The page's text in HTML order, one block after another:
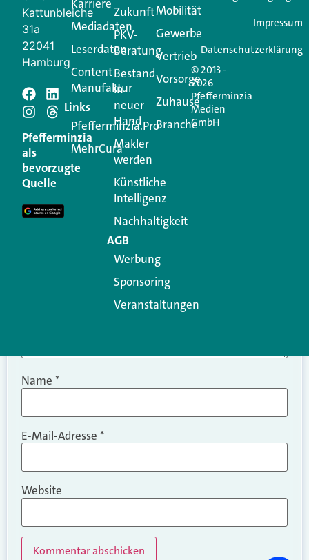
Jetzt anmelden
Schreiben Sie einen
Kommentar
Ihre E-Mail-Adresse wird nicht veröffentlicht.
Erforderliche Felder sind mit
Kommentar
Name *
E-Mail-Adresse *
Website
Kattunbleiche
31a
22041
Hamburg
Pfefferminzia
als
bevorzugte
Quelle
Karriere
Mediadaten
Leserdaten
Content
Manufaktur
Links
Pfefferminzia.Pro
MehrCura
Zukunft
PKV-
Beratung
Bestand
in
neuer
Hand
Makler
werden
Künstliche
Intelligenz
Nachhaltigkeit
AGB
Werbung
Sponsoring
Veranstaltungen
Mobilität
Gewerbe
Vertrieb
Vorsorge
Zuhause
Branche
© 2013 -
2026
Pfefferminzia
Medien
GmbH
Impressum
Datenschutzerklärung